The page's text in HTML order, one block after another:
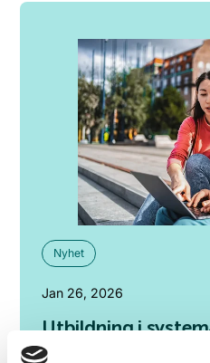
Nyhet
Jan 26, 2026
Utbildning i
nedskräpning